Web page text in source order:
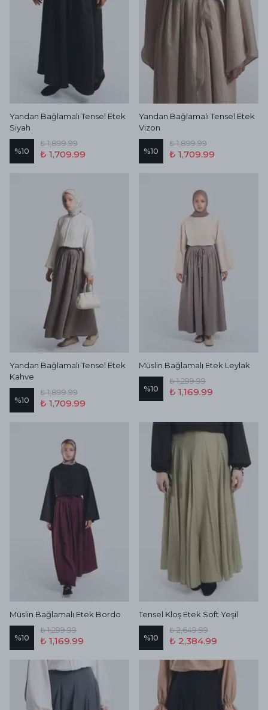
Yandan Bağlamalı Tensel Etek
Siyah
%10
₺ 1,899.99
₺ 1,709.99
Yandan Bağlamalı Tensel Etek
Vizon
%10
₺ 1,899.99
₺ 1,709.99
Yandan Bağlamalı Tensel Etek
Kahve
%10
₺ 1,899.99
₺ 1,709.99
Müslin Bağlamalı Etek Leylak
%10
₺ 1,299.99
₺ 1,169.99
Müslin Bağlamalı Etek Bordo
%10
₺ 1,299.99
₺ 1,169.99
Tensel Kloş Etek Soft Yeşil
%10
₺ 2,649.99
₺ 2,384.99